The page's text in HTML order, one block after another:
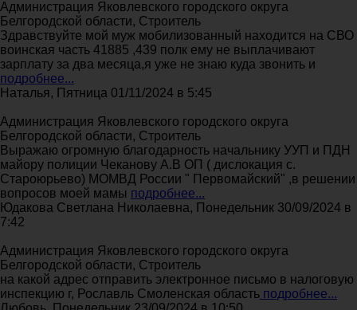
Администрация Яковлевского городского округа
Белгородской области, Строитель
Здравствуйте мой муж мобилизованный находится на СВО
воинская часть 41885 ,439 полк ему не выплачивают
зарплату за два месяца,я уже не знаю куда звонить и
подробнее...
Наталья, Пятница 01/11/2024 в 5:45
Администрация Яковлевского городского округа
Белгородской области, Строитель
Выражаю огромную благодарность начальнику УУП и ПДН
майору полиции Чеканову А.В ОП ( дислокация с.
Староюрьево) МОМВД России " Первомайский" ,в решении
вопросов моей мамы подробнее...
Юдакова Светлана Николаевна, Понедельник 30/09/2024 в
7:42
Администрация Яковлевского городского округа
Белгородской области, Строитель
на какой адрес отправить электронное письмо в налоговую
инспекцию г, Рославль Смоленская область подробнее...